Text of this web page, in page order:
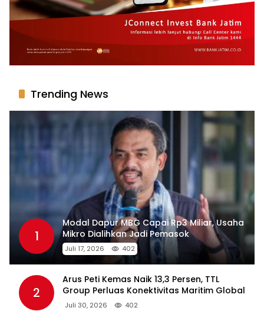
Trending News
1
Modal Dapur MBG Capai Rp3 Miliar, Usaha
Mikro Dialihkan Jadi Pemasok
Juli 17, 2026 402
2
Arus Peti Kemas Naik 13,3 Persen, TTL
Group Perluas Konektivitas Maritim Global
Juli 30, 2026 402